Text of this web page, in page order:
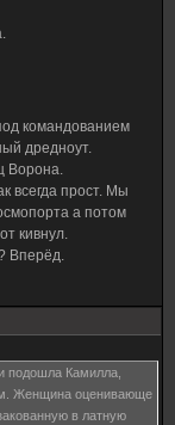
командованием
дредноут.
Ворона.
всегда прост. Мы
а потом
кивнул.
Вперёд.
подошла Камилла,
Женщина оценивающе
в латную